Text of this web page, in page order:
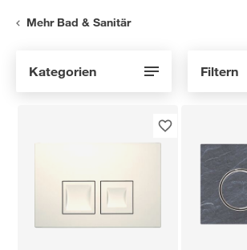
Mehr Bad & Sanitär
Kategorien Filtern